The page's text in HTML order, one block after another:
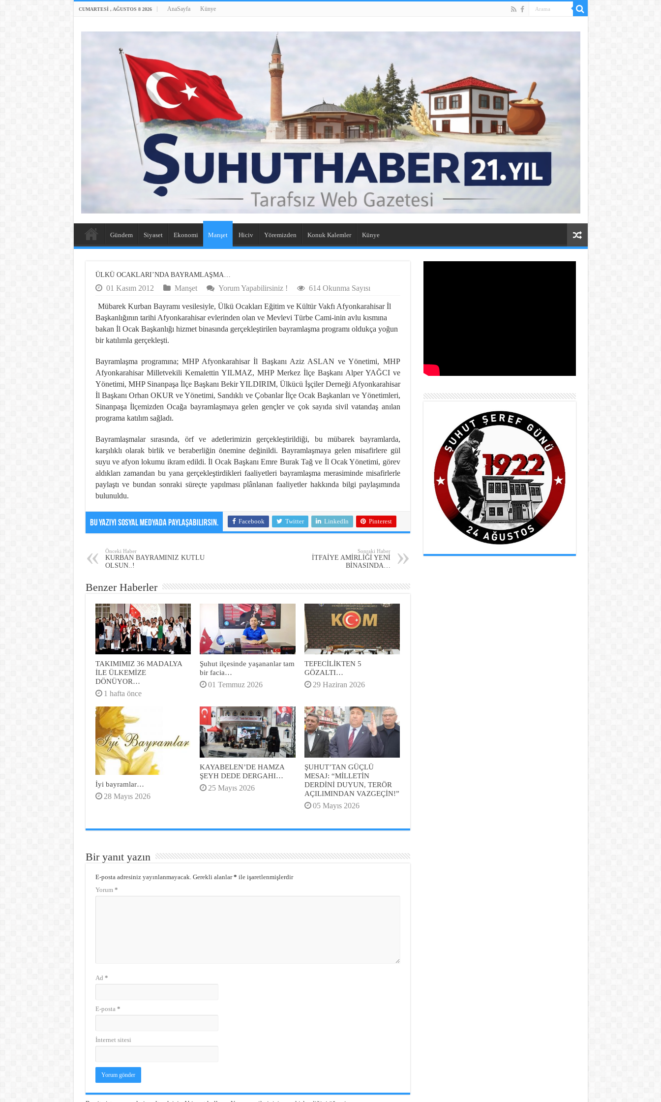
CUMARTESI , AĞUSTOS 8 2026 AnaSayfa Künye
Gündem Siyaset Ekonomi Manşet Hiciv Yöremizden Konuk Kalemler Künye
ÜLKÜ OCAKLARI’NDA BAYRAMLAŞMA…
01 Kasım 2012 Manşet Yorum Yapabilirsiniz ! 614 Okunma Sayısı
Mübarek Kurban Bayramı vesilesiyle, Ülkü Ocakları Eğitim ve Kültür Vakfı Afyonkarahisar İl
Başkanlığının tarihi Afyonkarahisar evlerinden olan ve Mevlevi Türbe Cami-inin avlu kısmına
bakan İl Ocak Başkanlığı hizmet binasında gerçekleştirilen bayramlaşma programı oldukça yoğun
bir katılımla gerçekleşti.
Bayramlaşma programına; MHP Afyonkarahisar İl Başkanı Aziz ASLAN ve Yönetimi, MHP
Afyonkarahisar Milletvekili Kemalettin YILMAZ, MHP Merkez İlçe Başkanı Alper YAĞCI ve
Yönetimi, MHP Sinanpaşa İlçe Başkanı Bekir YILDIRIM, Ülkücü İşçiler Derneği Afyonkarahisar
İl Başkanı Orhan OKUR ve Yönetimi, Sandıklı ve Çobanlar İlçe Ocak Başkanları ve Yönetimleri,
Sinanpaşa İlçemizden Ocağa bayramlaşmaya gelen gençler ve çok sayıda sivil vatandaş anılan
programa katılım sağladı.
Bayramlaşmalar sırasında, örf ve adetlerimizin gerçekleştirildiği, bu mübarek bayramlarda,
karşılıklı olarak birlik ve beraberliğin önemine değinildi. Bayramlaşmaya gelen misafirlere gül
suyu ve afyon lokumu ikram edildi. İl Ocak Başkanı Emre Burak Tağ ve İl Ocak Yönetimi, görev
aldıkları zamandan bu yana gerçekleştirdikleri faaliyetleri bayramlaşma merasiminde misafirlerle
paylaştı ve bundan sonraki süreçte yapılması plânlanan faaliyetler hakkında bilgi paylaşımında
bulunuldu.
Bu Yazıyı Sosyal Medyada Paylaşabilirsin. Facebook Twitter LinkedIn Pinterest
Önceki Haber
KURBAN BAYRAMINIZ KUTLU
OLSUN..!
Sonraki Haber
İTFAİYE AMİRLİĞİ YENİ
BİNASINDA…
Benzer Haberler
TAKIMIMIZ 36 MADALYA
İLE ÜLKEMİZE
DÖNÜYOR…
1 hafta önce
Şuhut ilçesinde yaşananlar tam
bir facia…
01 Temmuz 2026
TEFECİLİKTEN 5
GÖZALTI…
29 Haziran 2026
İyi bayramlar…
28 Mayıs 2026
KAYABELEN’DE HAMZA
ŞEYH DEDE DERGAHI…
25 Mayıs 2026
ŞUHUT’TAN GÜÇLÜ
MESAJ: “MİLLETİN
DERDİNİ DUYUN, TERÖR
AÇILIMINDAN VAZGEÇİN!”
05 Mayıs 2026
Bir yanıt yazın
E-posta adresiniz yayınlanmayacak. Gerekli alanlar* ile işaretlenmişlerdir
Yorum *
Ad *
E-posta *
İnternet sitesi